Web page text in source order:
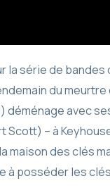
la série de bandes
du
déménage avec
Scott) – à
maison des clés
à posséder les